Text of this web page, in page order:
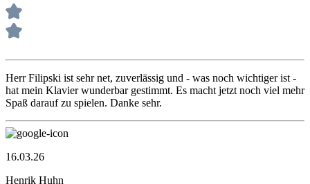
Herr Filipski ist sehr net, zuverlässig und - was noch wichtiger ist -
hat mein Klavier wunderbar gestimmt. Es macht jetzt noch viel mehr
Spaß darauf zu spielen. Danke sehr.
16.03.26
Henrik Huhn